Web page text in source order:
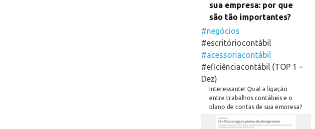
sua empresa: por que
são tão importantes?
#negócios
#escritóriocontábil
#acessoriacontábil
#eficiênciacontábil (TOP 1 –
Dez)
Interessante! Qual a ligação
entre trabalhos contábeis e o
plano de contas de sua empresa?
#escritóriocontábil